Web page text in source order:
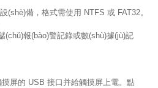
設(shè)備，格式需使用 NTFS 或 FAT32。
(chǔ)報(bào)警記錄或數(shù)據(jù)記
屏的 USB 接口并給觸摸屏上電。點